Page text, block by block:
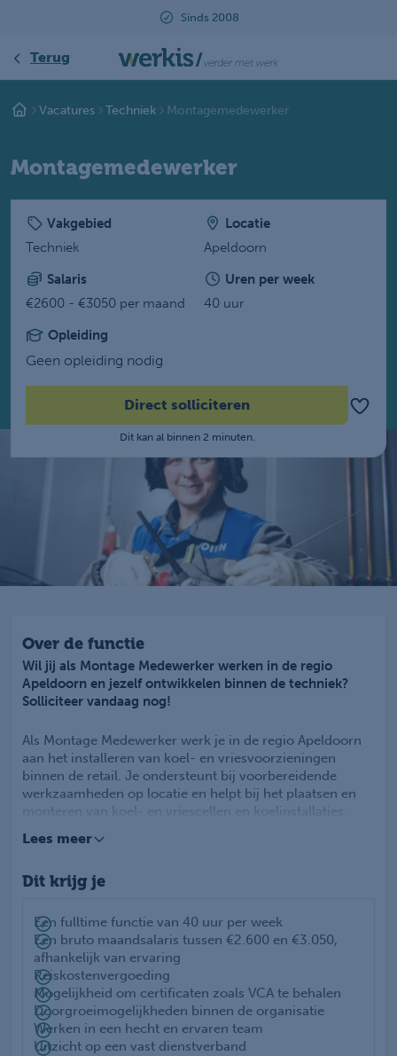
Sinds 2008
Terug
Vacatures Techniek Montagemedewerker
Montagemedewerker
Vakgebied
Techniek
Locatie
Apeldoorn
Salaris
€2600 - €3050 per maand
Uren per week
40 uur
Opleiding
Geen opleiding nodig
Direct solliciteren
Dit kan al binnen 2 minuten.
Over de functie
Wil jij als Montage Medewerker werken in de regio
Apeldoorn en jezelf ontwikkelen binnen de techniek?
Solliciteer vandaag nog!
Als Montage Medewerker werk je in de regio Apeldoorn
aan het installeren van koel- en vriesvoorzieningen
binnen de retail. Je ondersteunt bij voorbereidende
werkzaamheden op locatie en helpt bij het plaatsen en
monteren van koel- en vriescellen en koelinstallaties.
projecten vakkundig en op tijd worden opgeleverd. Je
ontwikkelt jezelf verder binnen de techniek. Als Montage
doen en door te groeien binnen een stabiele organisatie.
Lees meer
Dit krijg je
Een fulltime functie van 40 uur per week
Een bruto maandsalaris tussen €2.600 en €3.050,
afhankelijk van ervaring
Reiskostenvergoeding
Mogelijkheid om certificaten zoals VCA te behalen
Doorgroeimogelijkheden binnen de organisatie
Werken in een hecht en ervaren team
Uitzicht op een vast dienstverband